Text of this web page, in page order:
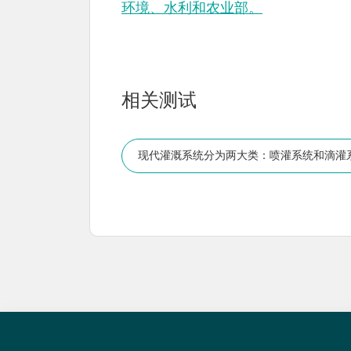
环境、水利和农业部。
相关测试
现代灌溉系统分为两大类：喷灌系统和滴灌